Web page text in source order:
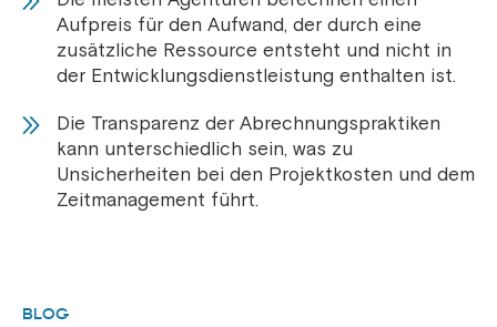
Aufpreis für den Aufwand, der durch eine
zusätzliche Ressource entsteht und nicht in
der Entwicklungsdienstleistung enthalten ist.
Die Transparenz der Abrechnungspraktiken
kann unterschiedlich sein, was zu
Unsicherheiten bei den Projektkosten und dem
Zeitmanagement führt.
BLOG